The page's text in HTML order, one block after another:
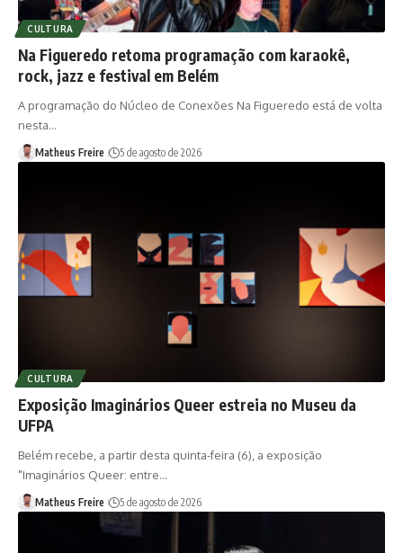
CULTURA
Na Figueredo retoma programação com karaokê,
rock, jazz e festival em Belém
A programação do Núcleo de Conexões Na Figueredo está de volta
nesta…
Matheus Freire 5 de agosto de 2026
CULTURA
Exposição Imaginários Queer estreia no Museu da
UFPA
Belém recebe, a partir desta quinta-feira (6), a exposição
"Imaginários Queer: entre…
Matheus Freire 5 de agosto de 2026